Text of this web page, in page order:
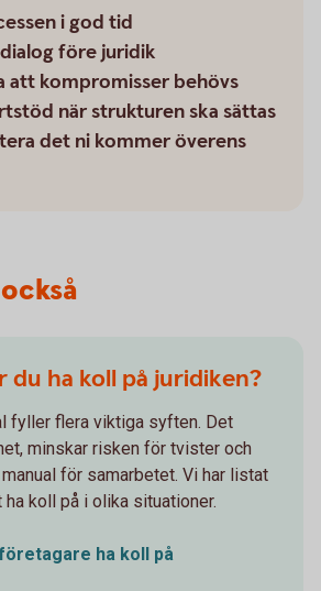
i god tid
före juridik
att kompromisser behövs
när strukturen ska sättas
det ni kommer överens
du ha koll på juridiken?
fyller flera viktiga syften. Det
minskar risken för tvister och
för samarbetet. Vi har listat
koll på i olika situationer.
ha koll på